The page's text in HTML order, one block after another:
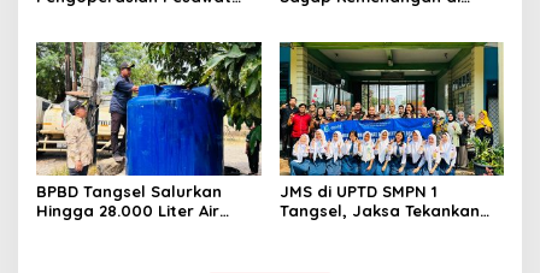
Tersangka
BPBD Tangsel Salurkan
Hingga 28.000 Liter Air
JMS di UPTD SMPN 1
Tangsel, Jaksa Tekankan